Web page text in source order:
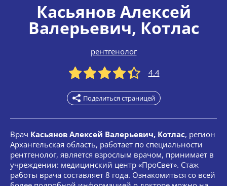
Касьянов Алексей
Валерьевич, Котлас
рентгенолог
4.4
Поделиться страницей
Врач Касьянов Алексей Валерьевич, Котлас, регион
Архангельская область, работает по специальности
рентгенолог, является взрослым врачом, принимает в
учреждении: медицинский центр «ПроСвет». Стаж
работы врача составляет 8 года. Ознакомиться со всей